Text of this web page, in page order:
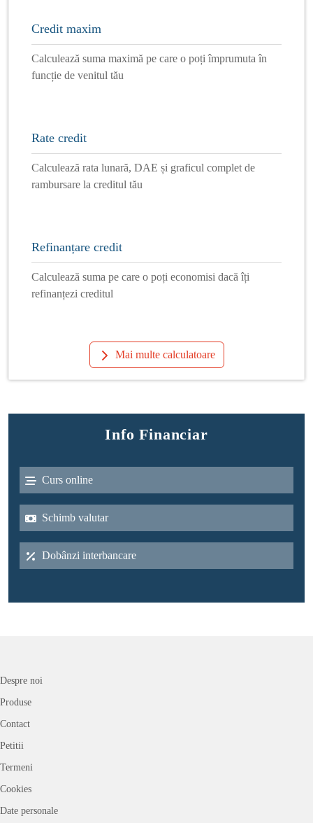
Credit maxim
Calculează suma maximă pe care o poți împrumuta în
funcție de venitul tău
Rate credit
Calculează rata lunară, DAE și graficul complet de
rambursare la creditul tău
Refinanțare credit
Calculează suma pe care o poți economisi dacă îți
refinanțezi creditul
Mai multe calculatoare
Info Financiar
Curs online
Schimb valutar
Dobânzi interbancare
Despre noi
Produse
Contact
Petitii
Termeni
Cookies
Date personale